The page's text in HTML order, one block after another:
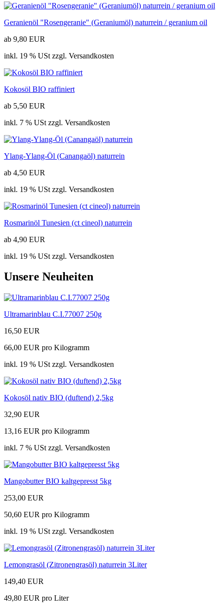
Geranienöl "Rosengeranie" (Geraniumöl) naturrein / geranium oil
ab 9,80 EUR
inkl. 19 % USt zzgl. Versandkosten
Kokosöl BIO raffiniert
ab 5,50 EUR
inkl. 7 % USt zzgl. Versandkosten
Ylang-Ylang-Öl (Canangaöl) naturrein
ab 4,50 EUR
inkl. 19 % USt zzgl. Versandkosten
Rosmarinöl Tunesien (ct cineol) naturrein
ab 4,90 EUR
inkl. 19 % USt zzgl. Versandkosten
Unsere Neuheiten
Ultramarinblau C.I.77007 250g
16,50 EUR
66,00 EUR pro Kilogramm
inkl. 19 % USt zzgl. Versandkosten
Kokosöl nativ BIO (duftend) 2,5kg
32,90 EUR
13,16 EUR pro Kilogramm
inkl. 7 % USt zzgl. Versandkosten
Mangobutter BIO kaltgepresst 5kg
253,00 EUR
50,60 EUR pro Kilogramm
inkl. 19 % USt zzgl. Versandkosten
Lemongrasöl (Zitronengrasöl) naturrein 3Liter
149,40 EUR
49,80 EUR pro Liter